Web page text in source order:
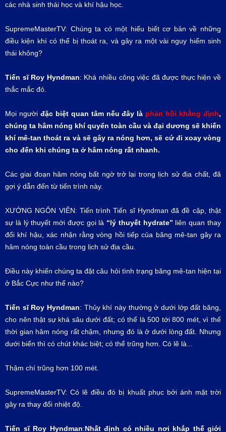
các nhà sinh thái học và khí hậu học.
SupremeMasterTV: Chúng ta có một hiểu biết cơ bản về những
điều kiện khí có thể bị thoát ra, và gây ra một vài nguy hiểm sinh
thái không?
Tiến sĩ Roy Hyndman: Khá nhiều công việc đã được thực hiện về
thắc mắc đó.
Mọi người đặc biệt quan tâm nếu đây là phản hồi khẳng định,
chúng ta hâm nóng khí quyển toàn cầu và đại dương sẽ khiến
khí mê-tan thoát ra và sẽ gây ra nóng hơn, sẽ cứ đi xoay vòng
cho đến khi chúng ta ở hâm nóng rất nhanh.
Các giai đoạn hâm nóng bất ngờ trở lại trong lịch sử địa chất, đã
gợi ý dẫn đến từ tiến trình này.
XƯỚNG NGÔN VIÊN: Tiến trình Tiến sĩ Hyndman đã đề cập, thật
sự là lý thuyết mới được gọi là “lý thuyết hydrate” liên quan thay
đổi khí hậu, xác nhận rằng vòng hồi tiếp của băng mê-tan gây ra
hâm nóng toàn cầu trong lịch sử địa cầu.
Điều này khiến chúng ta đặt câu hỏi tình trạng băng mê-tan hiện tại
ở Bắc Cực như thế nào?
Tiến sĩ Roy Hyndman: Thủy khí này thường ở dưới lớp đất băng,
cho nên thật sự khá sâu dưới đất; có thể là 500 tới 800 mét, vì thế
thời gian hâm nóng rất chậm, nhưng đó là ở dưới lòng đất. Nhưng
dưới biển thì có chút khác biệt; có thể trũng hơn. Có lẽ là...
Thậm chí trũng hơn 100 mét.
SupremeMasterTV: Có lẽ điều đó bị khuất phục bởi ánh mặt trời
gây ra thay đổi nhiệt độ.
Tiến sĩ Roy Hyndman:Nhất định có nhiều nơi khắp thế giới